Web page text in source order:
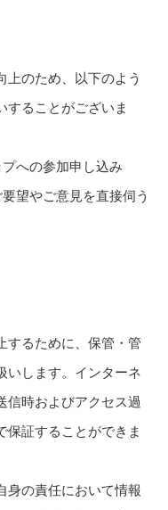
上のため、以下のよう
することがございま
への参加申し込み
望やご意見を直接伺う
するために、保管・管
いします。インターネ
信時およびアクセス過
保証することができま
身の責任において情報